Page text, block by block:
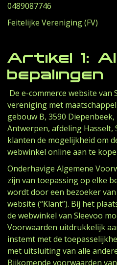
0489087746
Feitelijke Vereniging (FV)
Artikel 1:
bepalingen
De e-commerce website van
vereniging met
gebouw B, 3590 Diepenbeek,
Antwerpen, afdeling Hasselt,
klanten de mogelijkheid om
webwinkel online aan te
Onderhavige Algemene
zijn van toepassing op elke
wordt door een bezoeker
website (“Klant”). Bij het
de webwinkel van Sleevoo
Voorwaarden uitdrukkelijk
instemt met de
met uitsluiting van alle
Bijkomende voorwaarden